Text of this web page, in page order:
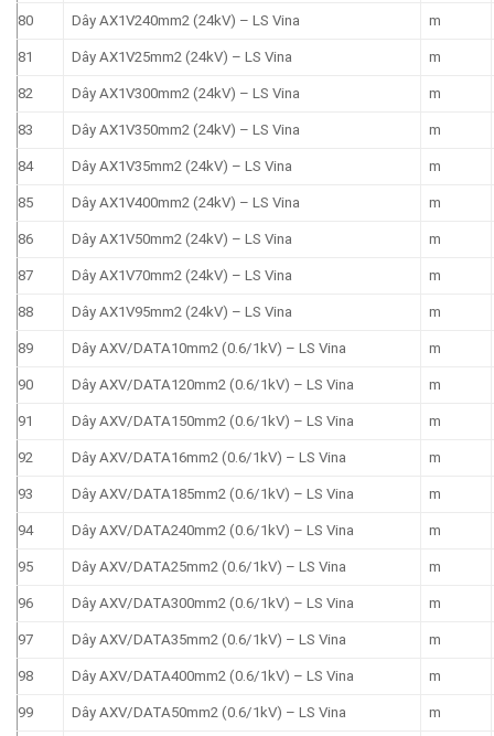
80 Dây AX1V240mm2 (24kV) – LS Vina m
81 Dây AX1V25mm2 (24kV) – LS Vina m
82 Dây AX1V300mm2 (24kV) – LS Vina m
83 Dây AX1V350mm2 (24kV) – LS Vina m
84 Dây AX1V35mm2 (24kV) – LS Vina m
85 Dây AX1V400mm2 (24kV) – LS Vina m
86 Dây AX1V50mm2 (24kV) – LS Vina m
87 Dây AX1V70mm2 (24kV) – LS Vina m
88 Dây AX1V95mm2 (24kV) – LS Vina m
89 Dây AXV/DATA10mm2 (0.6/1kV) – LS Vina m
90 Dây AXV/DATA120mm2 (0.6/1kV) – LS Vina m
91 Dây AXV/DATA150mm2 (0.6/1kV) – LS Vina m
92 Dây AXV/DATA16mm2 (0.6/1kV) – LS Vina m
93 Dây AXV/DATA185mm2 (0.6/1kV) – LS Vina m
94 Dây AXV/DATA240mm2 (0.6/1kV) – LS Vina m
95 Dây AXV/DATA25mm2 (0.6/1kV) – LS Vina m
96 Dây AXV/DATA300mm2 (0.6/1kV) – LS Vina m
97 Dây AXV/DATA35mm2 (0.6/1kV) – LS Vina m
98 Dây AXV/DATA400mm2 (0.6/1kV) – LS Vina m
99 Dây AXV/DATA50mm2 (0.6/1kV) – LS Vina m